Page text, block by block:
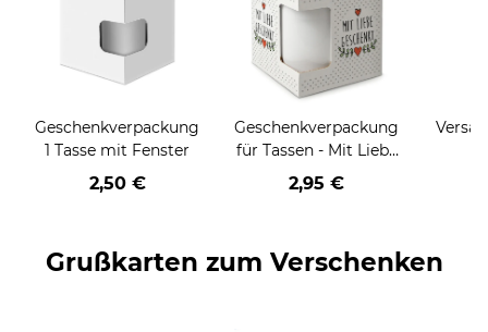
Geschenkverpackung
1 Tasse mit Fenster
2,50 €
Geschenkverpackung
für Tassen - Mit Liebe
geschenkt
2,95 €
Grußkarten zum Verschenken